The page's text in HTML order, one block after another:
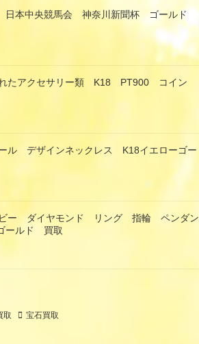
本中央競馬会 神奈川新聞杯 ゴールド
たアクセサリー類 K18 PT900 コイン
デザインネックレス K18イエローゴー
ー ダイヤモンド リング 指輪 ペンダン
ールド 買取
取 宝石買取